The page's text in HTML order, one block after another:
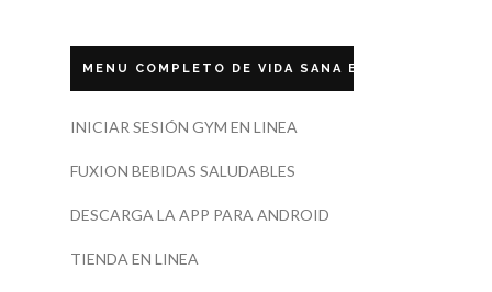
MENU COMPLETO DE VIDA SANA ECUADOR
INICIAR SESIÓN GYM EN LINEA
FUXION BEBIDAS SALUDABLES
DESCARGA LA APP PARA ANDROID
TIENDA EN LINEA